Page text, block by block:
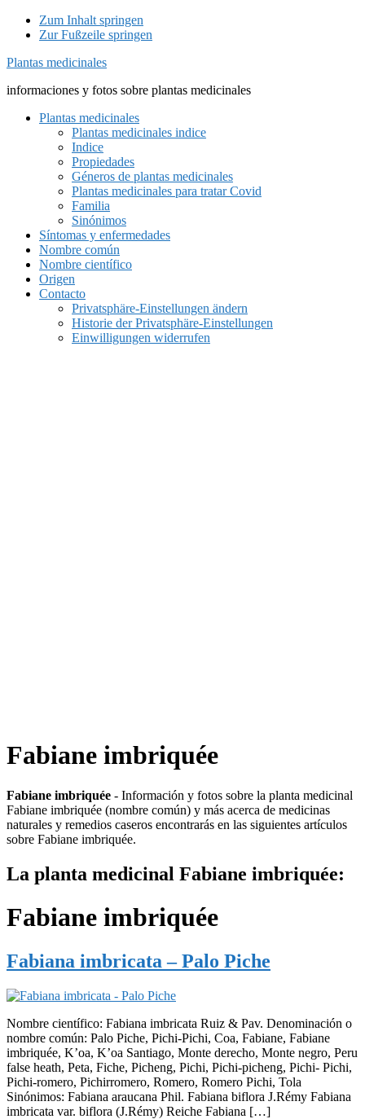
Zum Inhalt springen
Zur Fußzeile springen
Plantas medicinales
informaciones y fotos sobre plantas medicinales
Plantas medicinales
Plantas medicinales indice
Indice
Propiedades
Géneros de plantas medicinales
Plantas medicinales para tratar Covid
Familia
Sinónimos
Síntomas y enfermedades
Nombre común
Nombre científico
Origen
Contacto
Privatsphäre-Einstellungen ändern
Historie der Privatsphäre-Einstellungen
Einwilligungen widerrufen
Fabiane imbriquée
Fabiane imbriquée - Información y fotos sobre la planta medicinal
Fabiane imbriquée (nombre común) y más acerca de medicinas
naturales y remedios caseros encontrarás en las siguientes artículos
sobre Fabiane imbriquée.
La planta medicinal Fabiane imbriquée:
Fabiane imbriquée
Fabiana imbricata – Palo Piche
Nombre científico: Fabiana imbricata Ruiz & Pav. Denominación o
nombre común: Palo Piche, Pichi-Pichi, Coa, Fabiane, Fabiane
imbriquée, K’oa, K’oa Santiago, Monte derecho, Monte negro, Peru
false heath, Peta, Fiche, Picheng, Pichi, Pichi-picheng, Pichi- Pichi,
Pichi-romero, Pichirromero, Romero, Romero Pichi, Tola
Sinónimos: Fabiana araucana Phil. Fabiana biflora J.Rémy Fabiana
imbricata var. biflora (J.Rémy) Reiche Fabiana […]